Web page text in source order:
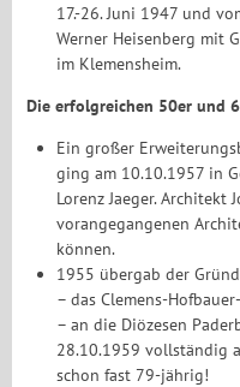
17.-26. Juni 1947 und
Werner Heisenberg mit
im Klemensheim.
Die erfolgreichen 50er und
Ein großer
ging am 10.10.1957 in
Lorenz Jaeger. Architekt
vorangegangenen
können.
1955 übergab der
– das Clemens-
– an die Diözesen
28.10.1959 vollständig
schon fast 79-jährig!